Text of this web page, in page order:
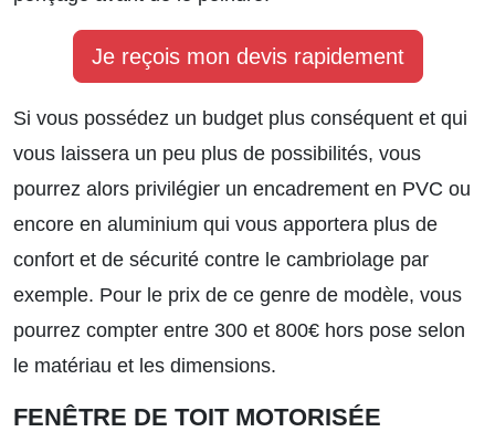
Je reçois mon devis rapidement
Si vous possédez un budget plus conséquent et qui
vous laissera un peu plus de possibilités, vous
pourrez alors privilégier un encadrement en PVC ou
encore en aluminium qui vous apportera plus de
confort et de sécurité contre le cambriolage par
exemple. Pour le prix de ce genre de modèle, vous
pourrez compter entre 300 et 800€ hors pose selon
le matériau et les dimensions.
FENÊTRE DE TOIT MOTORISÉE